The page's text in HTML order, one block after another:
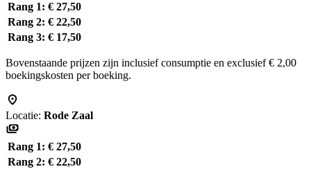
Rang 1: € 27,50
Rang 2: € 22,50
Rang 3: € 17,50
Bovenstaande prijzen zijn inclusief consumptie en exclusief € 2,00
boekingskosten per boeking.
Locatie: Rode Zaal
Rang 1: € 27,50
Rang 2: € 22,50